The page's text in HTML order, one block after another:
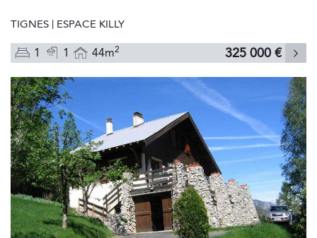
TIGNES | ESPACE KILLY
1 1 44m2 325 000 €